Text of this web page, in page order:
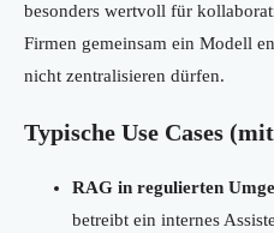
besonders wertvoll für
Firmen gemeinsam ein Modell
nicht zentralisieren dürfen.
Typische Use Cases
RAG in regulierten
betreibt ein internes